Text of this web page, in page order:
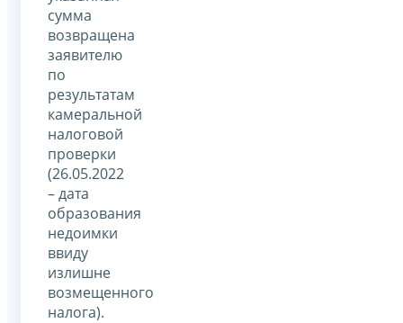
сумма
возвращена
заявителю
по
результатам
камеральной
налоговой
проверки
(26.05.2022
– дата
образования
недоимки
ввиду
излишне
возмещенного
налога).